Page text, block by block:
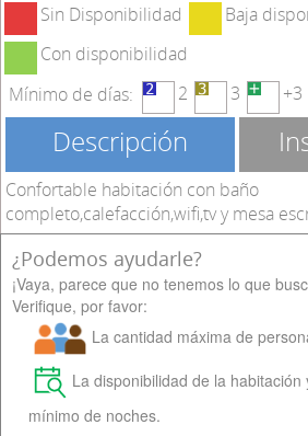
Sin Disponibilidad
Baja
Con disponibilidad
Mínimo de días:
2 3 +3
Descripción
Confortable habitación con baño
completo,calefacción,wifi,tv y mesa
Ocupación
¿Podemos ayudarle?
¡Vaya, parece que no tenemos lo que
Verifique, por favor:
La cantidad máxima de
La disponibilidad de la habitación
mínimo de noches.
Dinatur © 2014-2020 Casiopea